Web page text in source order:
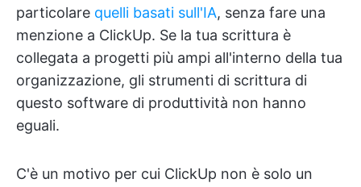
particolare quelli basati sull'IA, senza fare una
menzione a ClickUp. Se la tua scrittura è
collegata a progetti più ampi all'interno della tua
organizzazione, gli strumenti di scrittura di
questo software di produttività non hanno
eguali.
C'è un motivo per cui ClickUp non è solo un